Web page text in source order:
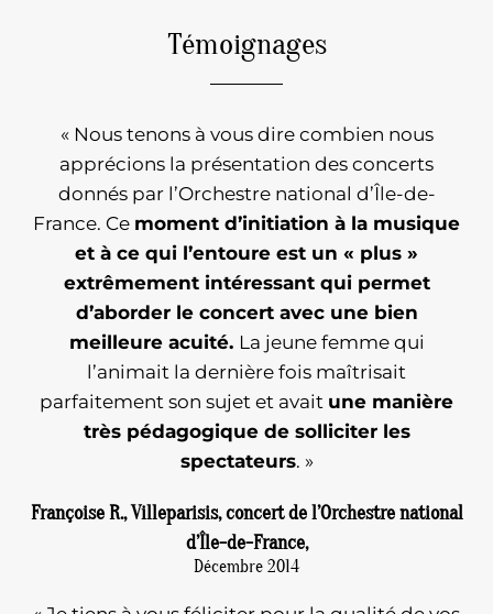
Témoignages
« Nous tenons à vous dire combien nous
apprécions la présentation des concerts
donnés par l’Orchestre national d’Île-de-
France. Ce moment d’initiation à la musique
et à ce qui l’entoure est un « plus »
extrêmement intéressant qui permet
d’aborder le concert avec une bien
meilleure acuité. La jeune femme qui
l’animait la dernière fois maîtrisait
parfaitement son sujet et avait une manière
très pédagogique de solliciter les
spectateurs. »
Françoise R., Villeparisis, concert de l’Orchestre national
d’Île-de-France,
Décembre 2014